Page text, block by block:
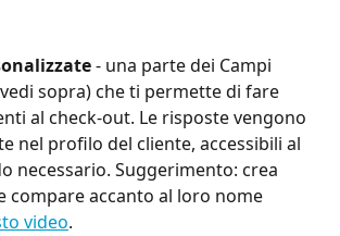
- una parte dei Campi
sopra) che ti permette di fare
al check-out. Le risposte vengono
nel profilo del cliente, accessibili al
necessario. Suggerimento: crea
compare accanto al loro nome
video.